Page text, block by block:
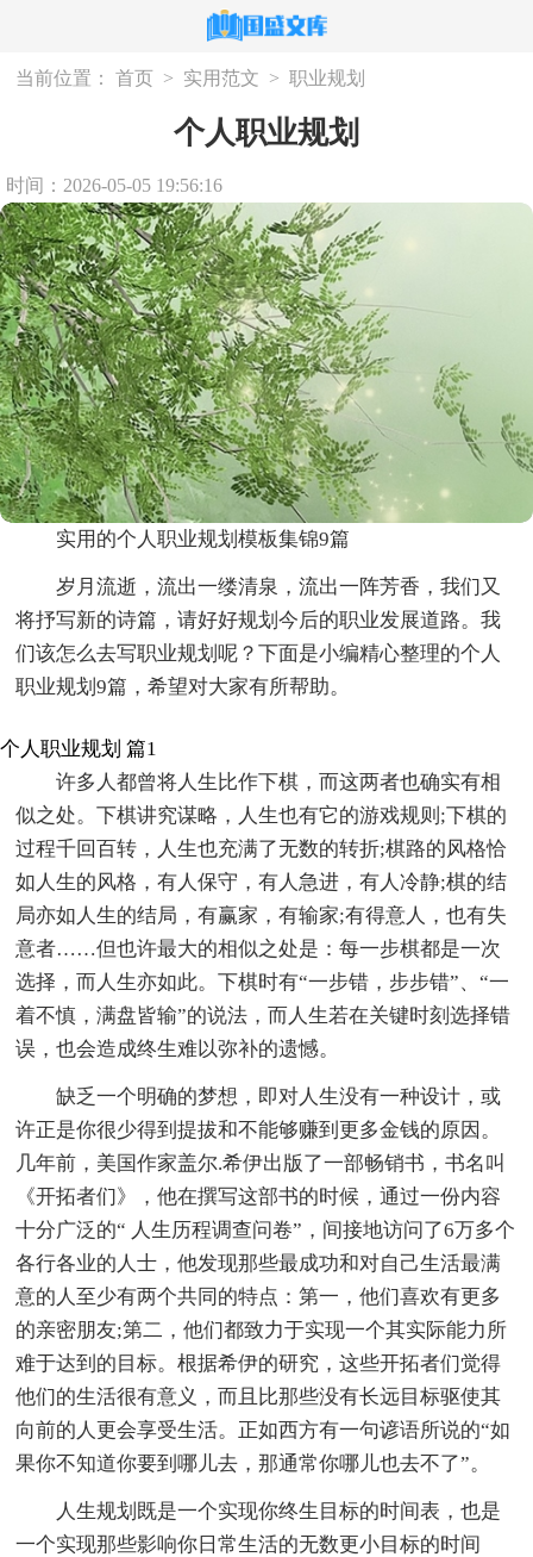
当前位置： 首页 > 实用范文 > 职业规划
个人职业规划
时间：2026-05-05 19:56:16
实用的个人职业规划模板集锦9篇
岁月流逝，流出一缕清泉，流出一阵芳香，我们又
将抒写新的诗篇，请好好规划今后的职业发展道路。我
们该怎么去写职业规划呢？下面是小编精心整理的个人
职业规划9篇，希望对大家有所帮助。
个人职业规划 篇1
许多人都曾将人生比作下棋，而这两者也确实有相
似之处。下棋讲究谋略，人生也有它的游戏规则;下棋的
过程千回百转，人生也充满了无数的转折;棋路的风格恰
如人生的风格，有人保守，有人急进，有人冷静;棋的结
局亦如人生的结局，有赢家，有输家;有得意人，也有失
意者……但也许最大的相似之处是：每一步棋都是一次
选择，而人生亦如此。下棋时有“一步错，步步错”、“一
着不慎，满盘皆输”的说法，而人生若在关键时刻选择错
误，也会造成终生难以弥补的遗憾。
缺乏一个明确的梦想，即对人生没有一种设计，或
许正是你很少得到提拔和不能够赚到更多金钱的原因。
几年前，美国作家盖尔.希伊出版了一部畅销书，书名叫
《开拓者们》，他在撰写这部书的时候，通过一份内容
十分广泛的“ 人生历程调查问卷”，间接地访问了6万多个
各行各业的人士，他发现那些最成功和对自己生活最满
意的人至少有两个共同的特点：第一，他们喜欢有更多
的亲密朋友;第二，他们都致力于实现一个其实际能力所
难于达到的目标。根据希伊的研究，这些开拓者们觉得
他们的生活很有意义，而且比那些没有长远目标驱使其
向前的人更会享受生活。正如西方有一句谚语所说的“如
果你不知道你要到哪儿去，那通常你哪儿也去不了”。
人生规划既是一个实现你终生目标的时间表，也是
一个实现那些影响你日常生活的无数更小目标的时间